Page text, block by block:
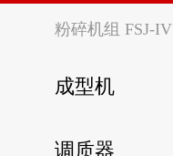
粉碎机组 FSJ-IV
成型机
调质器